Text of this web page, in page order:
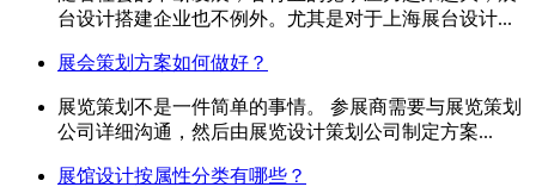
台设计搭建企业也不例外。尤其是对于上海展台设计...
展会策划方案如何做好？
展览策划不是一件简单的事情。 参展商需要与展览策划
公司详细沟通，然后由展览设计策划公司制定方案...
展馆设计按属性分类有哪些？